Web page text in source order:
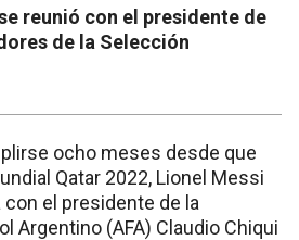
reunió con el presidente de
de la Selección
ocho meses desde que
Qatar 2022, Lionel Messi
el presidente de la
Argentino (AFA) Claudio Chiqui